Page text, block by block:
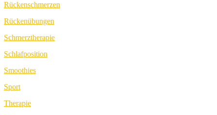
Rückenschmerzen
Rückenübungen
Schmerztherapie
Schlafposition
Smoothies
Sport
Therapie